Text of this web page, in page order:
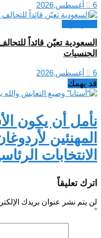
6 أغسطس,2026
السعودية تعيّن قائداً
الجنسيات
6 أغسطس,2026
قد يهمك
نأمل أن يكون
المهنئين
الانتخابات
اترك تعليقاً
لن يتم نشر عنوان بريدك
*